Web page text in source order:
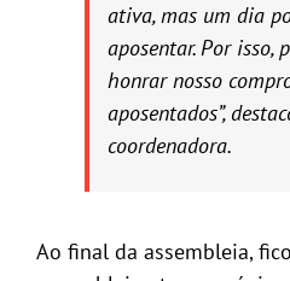
ativa, mas um dia
aposentar. Por isso,
honrar nosso
aposentados”,
coordenadora.
Ao final da assembleia,